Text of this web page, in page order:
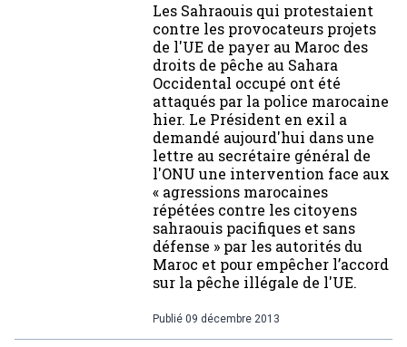
Les Sahraouis qui protestaient
contre les provocateurs projets
de l'UE de payer au Maroc des
droits de pêche au Sahara
Occidental occupé ont été
attaqués par la police marocaine
hier. Le Président en exil a
demandé aujourd'hui dans une
lettre au secrétaire général de
l'ONU une intervention face aux
« agressions marocaines
répétées contre les citoyens
sahraouis pacifiques et sans
défense » par les autorités du
Maroc et pour empêcher l’accord
sur la pêche illégale de l'UE.
Publié 09 décembre 2013